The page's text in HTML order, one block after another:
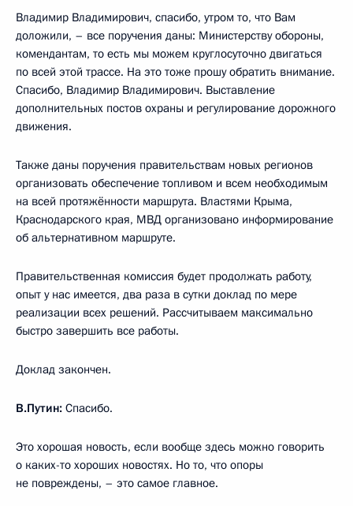
Владимир Владимирович, спасибо, утром то, что Вам
доложили, – все поручения даны: Министерству обороны,
комендантам, то есть мы можем круглосуточно двигаться
по всей этой трассе. На это тоже прошу обратить внимание.
Спасибо, Владимир Владимирович. Выставление
дополнительных постов охраны и регулирование дорожного
движения.
Также даны поручения правительствам новых регионов
организовать обеспечение топливом и всем необходимым
на всей протяжённости маршрута. Властями Крыма,
Краснодарского края, МВД организовано информирование
об альтернативном маршруте.
Правительственная комиссия будет продолжать работу,
опыт у нас имеется, два раза в сутки доклад по мере
реализации всех решений. Рассчитываем максимально
быстро завершить все работы.
Доклад закончен.
В.Путин: Спасибо.
Это хорошая новость, если вообще здесь можно говорить
о каких-то хороших новостях. Но то, что опоры
не повреждены, – это самое главное.